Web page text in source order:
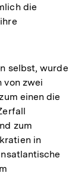
die
selbst, wurde
von zwei
einen die
zum
in